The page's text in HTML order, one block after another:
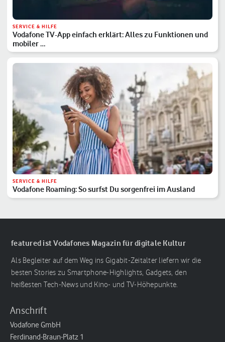
SERVICE & HILFE
Vodafone TV-App einfach erklärt: Alles zu Funktionen und
mobiler …
SERVICE & HILFE
Vodafone Roaming: So surfst Du sorgenfrei im Ausland
featured ist Vodafones Magazin für digitale Kultur
Als Begleiter auf dem Weg ins Gigabit-Zeitalter liefern wir die
besten Stories zu Smartphone-Highlights, Gadgets, den
heißesten Tech-News und Kino- und TV-Höhepunkte.
Anschrift
Vodafone GmbH
Ferdinand-Braun-Platz 1